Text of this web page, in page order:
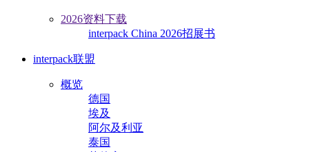
2026资料下载
interpack China 2026招展书
interpack联盟
概览
德国
埃及
阿尔及利亚
泰国